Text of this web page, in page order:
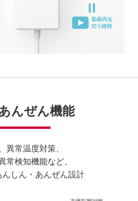
んぜん機能
異常温度対策、
常検知機能など、
んしん・あんぜん設計